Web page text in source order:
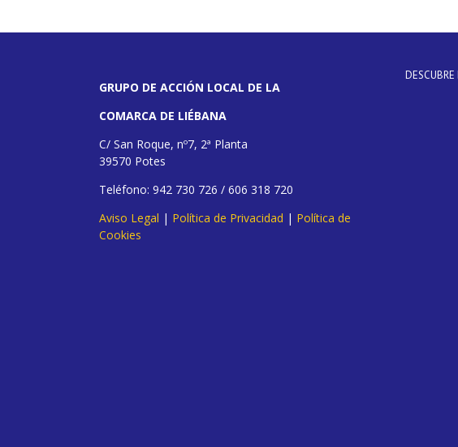
GRUPO DE ACCIÓN LOCAL DE LA
COMARCA DE LIÉBANA
C/ San Roque, nº7, 2ª Planta
39570 Potes
Teléfono: 942 730 726 / 606 318 720
Aviso Legal | Política de Privacidad | Política de
Cookies